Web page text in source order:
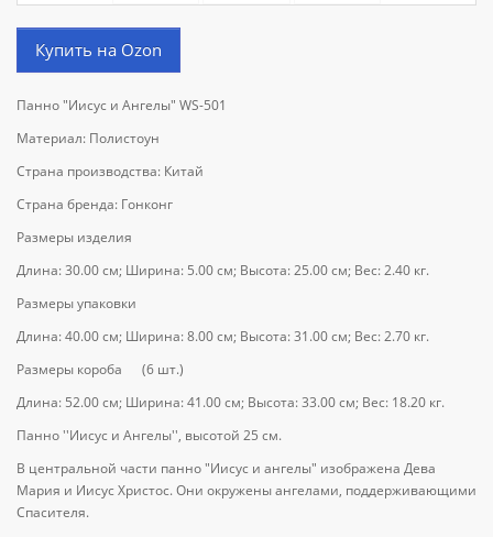
Купить на Ozon
Панно "Иисус и Ангелы" WS-501
Материал: Полистоун
Страна производства: Китай
Страна бренда: Гонконг
Размеры изделия
Длина: 30.00 см; Ширина: 5.00 см; Высота: 25.00 см; Вес: 2.40 кг.
Размеры упаковки
Длина: 40.00 см; Ширина: 8.00 см; Высота: 31.00 см; Вес: 2.70 кг.
Размеры короба (6 шт.)
Длина: 52.00 см; Ширина: 41.00 см; Высота: 33.00 см; Вес: 18.20 кг.
Панно ''Иисус и Ангелы'', высотой 25 см.
В центральной части панно "Иисус и ангелы" изображена Дева
Мария и Иисус Христос. Они окружены ангелами, поддерживающими
Спасителя.